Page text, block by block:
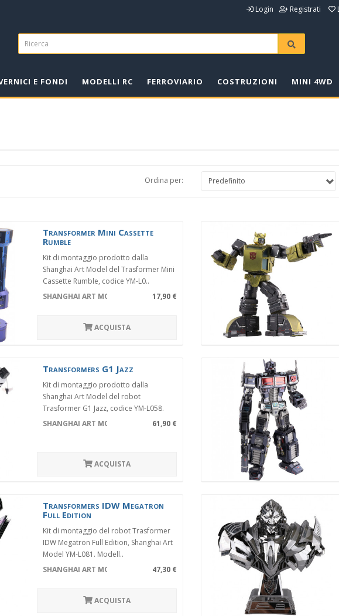
Login Registrati
E FONDI MODELLI RC FERROVIARIO COSTRUZIONI MINI 4WD
Ordina per:
Transformer Mini Cassette
Rumble
Kit di montaggio prodotto dalla
Shanghai Art Model del Trasformer Mini
Cassette Rumble, codice YM-L0..
SHANGHAI ART MODEL YM-L049-B17,90 €
ACQUISTA
Transformers G1 Jazz
Kit di montaggio prodotto dalla
Shanghai Art Model del robot
Trasformer G1 Jazz, codice YM-L058.
Mo..
SHANGHAI ART MODEL YM-L05861,90 €
ACQUISTA
Transformers IDW Megatron
Full Edition
Kit di montaggio del robot Trasformer
IDW Megatron Full Edition, Shanghai Art
Model YM-L081. Modell..
SHANGHAI ART MODEL YM-L08147,30 €
ACQUISTA